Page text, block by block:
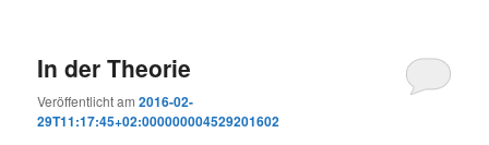
In der Theorie
Veröffentlicht am2016-02-
29T11:17:45+02:000000004529201602